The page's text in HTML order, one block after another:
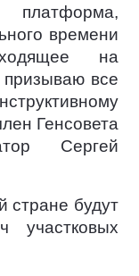
платформа,
времени
на
призываю все
Генсовета
Сергей
стране будут
участковых